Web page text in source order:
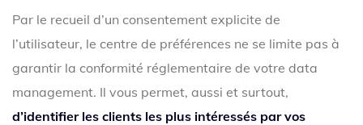
Par le recueil d’un consentement explicite de
l’utilisateur, le centre de préférences ne se limite pas à
garantir la conformité réglementaire de votre data
management. Il vous permet, aussi et surtout,
d’identifier les clients les plus intéressés par vos